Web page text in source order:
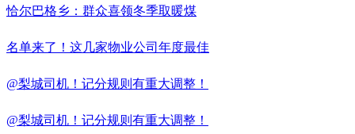
恰尔巴格乡：群众喜领冬季取暖煤
名单来了！这几家物业公司年度最佳
@梨城司机！记分规则有重大调整！
@梨城司机！记分规则有重大调整！